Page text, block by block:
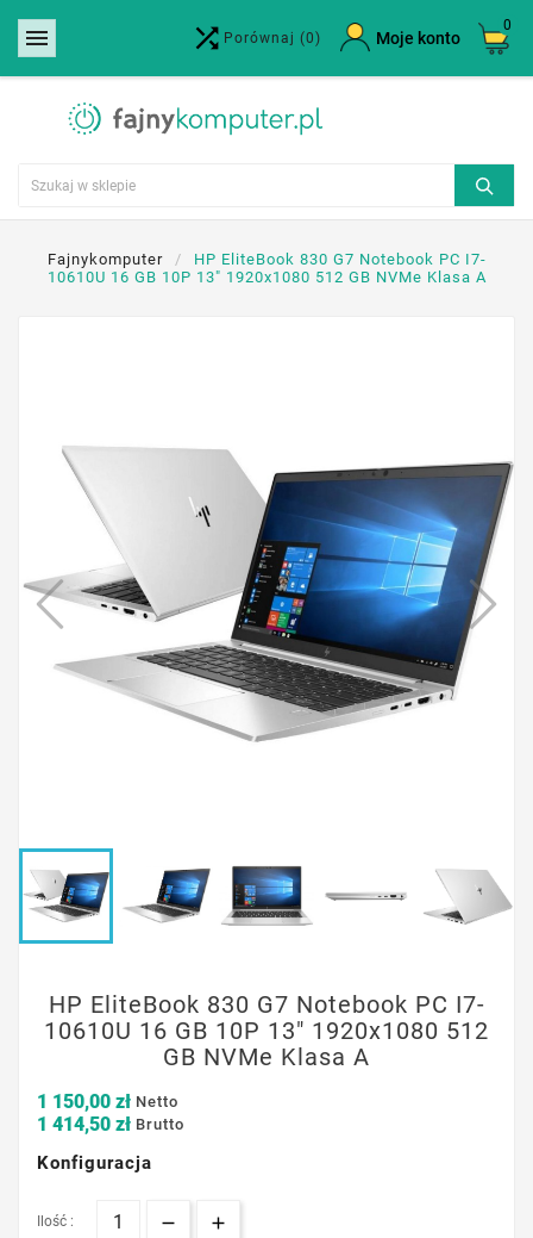
  Porównaj (0) Moje konto
0
Fajnykomputer
HP EliteBook 830 G7 Notebook PC I7-
10610U 16 GB 10P 13" 1920x1080 512 GB NVMe Klasa A
HP EliteBook 830 G7 Notebook PC I7-
10610U 16 GB 10P 13" 1920x1080 512
GB NVMe Klasa A
1 150,00 zł Netto
1 414,50 zł Brutto
Konfiguracja
Ilość :
Utwórz listę życzeń ×
Nazwa listy życzeń
Anuluj Utwórz listę życzeń